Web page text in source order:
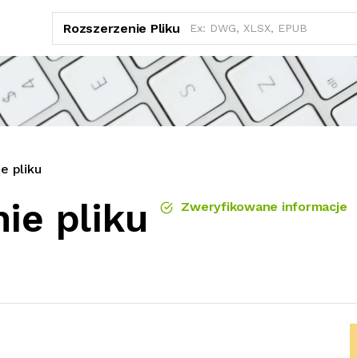
Rozszerzenie Pliku
pliku
pliku Zweryfikowane informacje